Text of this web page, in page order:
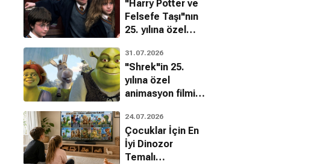
"Harry Potter ve
Felsefe Taşı"nın
25. yılına özel
bilinmeyenleri!
31.07.2026
"Shrek"in 25.
yılına özel
animasyon filmin
24.07.2026
Çocuklar İçin En
İyi Dinozor
Temalı